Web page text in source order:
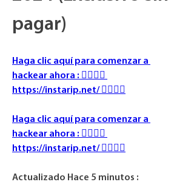
pagar)
Haga clic aquí para comenzar a
hackear ahora : 👉🏻👉🏻
https://instarip.net/ 👈🏻👈🏻
Haga clic aquí para comenzar a
hackear ahora : 👉🏻👉🏻
https://instarip.net/ 👈🏻👈🏻
Actualizado Hace 5 minutos :